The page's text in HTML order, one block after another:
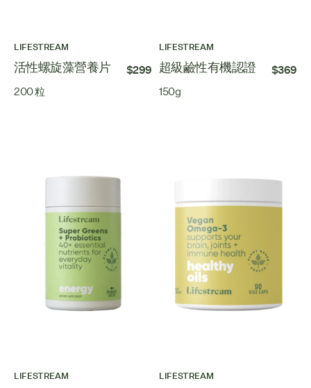
LIFESTREAM
活性螺旋藻營養片 $299
200 粒
LIFESTREAM
超級鹼性有機認證 $369
150g
LIFESTREAM LIFESTREAM